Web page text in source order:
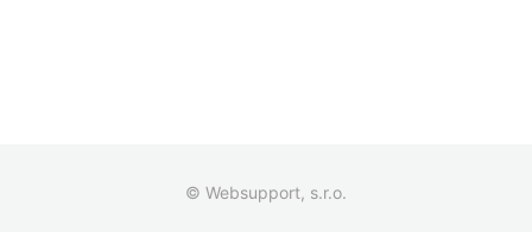
© Websupport, s.r.o.